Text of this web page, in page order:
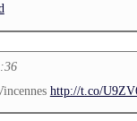
http://t.co/